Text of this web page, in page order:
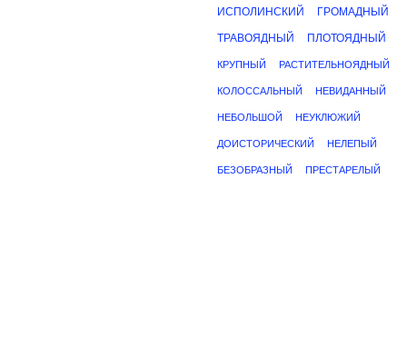
ИСПОЛИНСКИЙ ГРОМАДНЫЙ
ТРАВОЯДНЫЙ ПЛОТОЯДНЫЙ
КРУПНЫЙ РАСТИТЕЛЬНОЯДНЫЙ
КОЛОССАЛЬНЫЙ НЕВИДАННЫЙ
НЕБОЛЬШОЙ НЕУКЛЮЖИЙ
ДОИСТОРИЧЕСКИЙ НЕЛЕПЫЙ
БЕЗОБРАЗНЫЙ ПРЕСТАРЕЛЫЙ